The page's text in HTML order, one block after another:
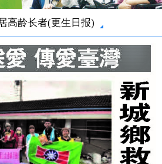
高龄长者(更生日报)